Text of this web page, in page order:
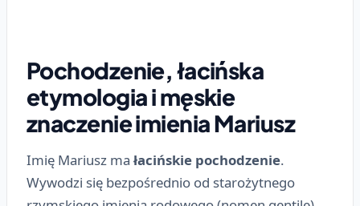
Pochodzenie, łacińska
etymologia i męskie
znaczenie imienia Mariusz
Imię Mariusz ma łacińskie pochodzenie.
Wywodzi się bezpośrednio od starożytnego